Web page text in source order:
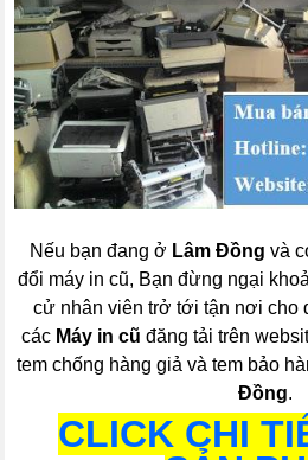
Nếu bạn đang ở Lâm Đồng và
đổi máy in cũ, Bạn đừng ngại
cử nhân viên trở tới tận nơi cho
các Máy in cũ đăng tải trên
tem chống hàng giả và tem bảo
Đồng.
CLICK CHI